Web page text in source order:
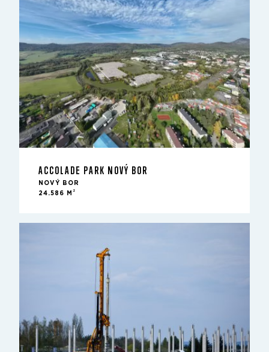
ACCOLADE PARK NOVÝ BOR
NOVÝ BOR
24.586 M
2